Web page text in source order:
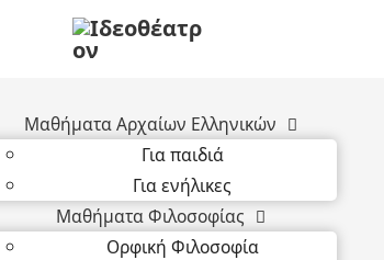
Μαθήματα Αρχαίων Ελληνικών
Για παιδιά
Για ενήλικες
Μαθήματα Φιλοσοφίας
Ορφική Φιλοσοφία